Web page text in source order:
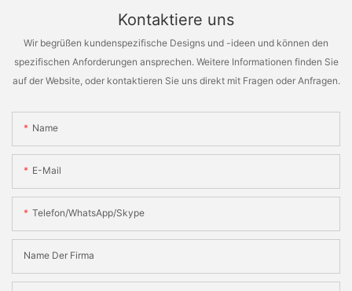
Kontaktiere uns
Wir begrüßen kundenspezifische Designs und -ideen und können den
spezifischen Anforderungen ansprechen. Weitere Informationen finden Sie
auf der Website, oder kontaktieren Sie uns direkt mit Fragen oder Anfragen.
Name
E-Mail
Telefon/WhatsApp/Skype
Name Der Firma